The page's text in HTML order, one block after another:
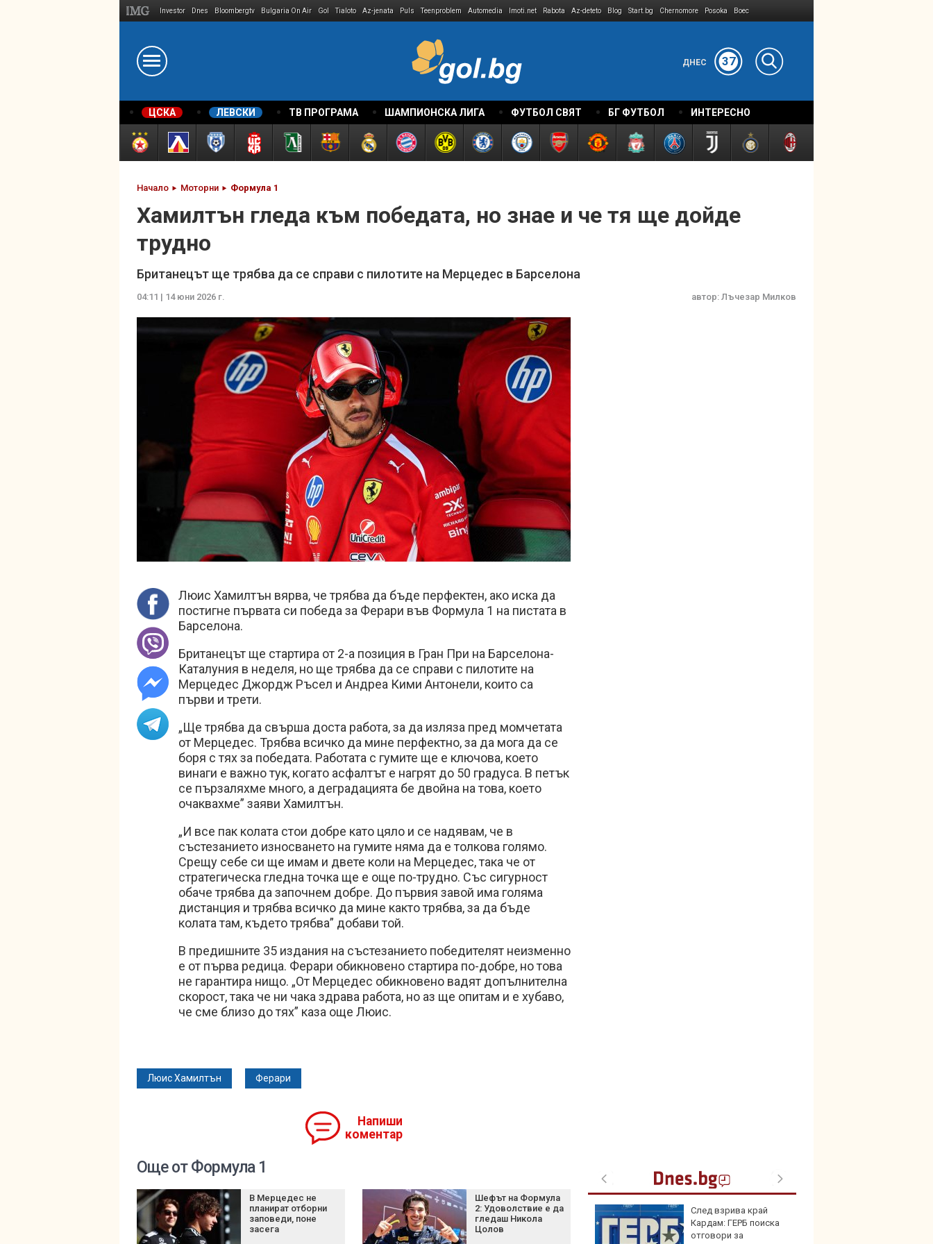
Investor Dnes Bloombergtv Bulgaria On Air Gol Tialoto Az-jenata Puls Teenproblem Automedia Imoti.net Rabota Az-deteto Blog Start.bg Chernomore Posoka Boec
ДНЕС 37
ЦСКА ЛЕВСКИ ТВ ПРОГРАМА ШАМПИОНСКА ЛИГА ФУТБОЛ СВЯТ БГ ФУТБОЛ ИНТЕРЕСНО
Начало Моторни Формула 1
Хамилтън гледа към победата, но знае и че тя ще дойде
трудно
Британецът ще трябва да се справи с пилотите на Мерцедес в Барселона
04:11 | 14 юни 2026 г. автор: Лъчезар Милков
Люис Хамилтън вярва, че трябва да бъде перфектен, ако иска да
постигне първата си победа за Ферари във Формула 1 на пистата в
Барселона.
Британецът ще стартира от 2-а позиция в Гран При на Барселона-
Каталуния в неделя, но ще трябва да се справи с пилотите на
Мерцедес Джордж Ръсел и Андреа Кими Антонели, които са
първи и трети.
„Ще трябва да свърша доста работа, за да изляза пред момчетата
от Мерцедес. Трябва всичко да мине перфектно, за да мога да се
боря с тях за победата. Работата с гумите ще е ключова, което
винаги е важно тук, когато асфалтът е нагрят до 50 градуса. В петък
се пързаляхме много, а деградацията бе двойна на това, което
очаквахме” заяви Хамилтън.
„И все пак колата стои добре като цяло и се надявам, че в
състезанието износването на гумите няма да е толкова голямо.
Срещу себе си ще имам и двете коли на Мерцедес, така че от
стратегическа гледна точка ще е още по-трудно. Със сигурност
обаче трябва да започнем добре. До първия завой има голяма
дистанция и трябва всичко да мине както трябва, за да бъде
колата там, където трябва” добави той.
В предишните 35 издания на състезанието победителят неизменно
е от първа редица. Ферари обикновено стартира по-добре, но това
не гарантира нищо. „От Мерцедес обикновено вадят допълнителна
скорост, така че ни чака здрава работа, но аз ще опитам и е хубаво,
че сме близо до тях” каза още Люис.
Люис Хамилтън Ферари
Напиши
коментар
Още от Формула 1
В Мерцедес не
планират отборни
заповеди, поне
засега
Шефът на Формула
2: Удоволствие е да
гледаш Никола
Цолов
Шофьор на автобус
управлява с лакти,
докато гледа TikTok
След взрива край
Кардам: ГЕРБ поиска
отговори за